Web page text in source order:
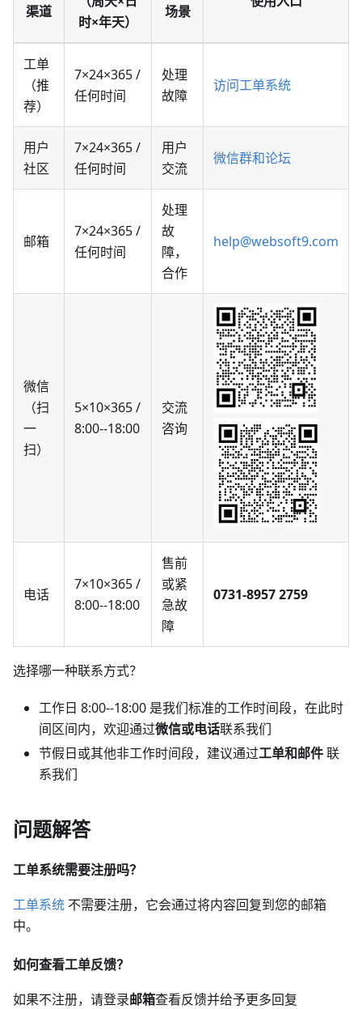
渠道
时×年天）
场景
工单
（推
荐）
7×24×365 /
任何时间
处理
故障
访问工单系统
用户
社区
7×24×365 /
任何时间
用户
交流
微信群和论坛
邮箱
7×24×365 /
任何时间
处理
故
障，
合作
help@websoft9.com
微信
（扫
一
扫）
5×10×365 /
8:00--18:00
交流
咨询
电话
7×10×365 /
8:00--18:00
售前
或紧
急故
障
0731-8957 2759
选择哪一种联系方式？
工作日 8:00--18:00 是我们标准的工作时间段，在此时
间区间内，欢迎通过微信或电话联系我们
节假日或其他非工作时间段，建议通过工单和邮件联
系我们
问题解答
工单系统需要注册吗？
工单系统 不需要注册，它会通过将内容回复到您的邮箱
中。
如何查看工单反馈？
如果不注册，请登录邮箱查看反馈并给予更多回复